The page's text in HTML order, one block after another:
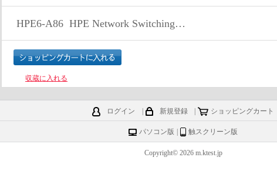
HPE6-A86 HPE Network Switching Associate Exam
収蔵に入れる
ログイン 新規登録 ショッピングカート
パソコン版 触スクリーン版
Copyright© 2026 m.ktest.jp